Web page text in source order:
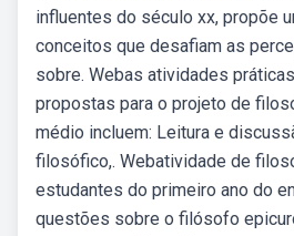
influentes do século xx, propõe
conceitos que desafiam as
sobre. Webas atividades
propostas para o projeto de
médio incluem: Leitura e
filosófico,. Webatividade de
estudantes do primeiro ano do
questões sobre o filósofo